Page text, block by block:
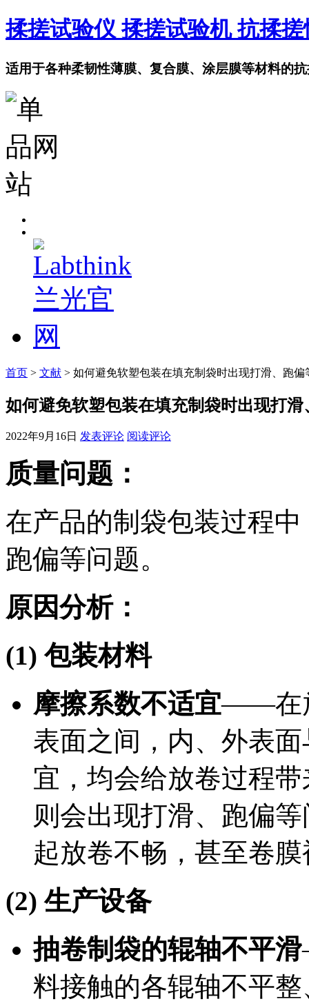
揉搓试验仪 揉搓试验机 抗揉
适用于各种柔韧性薄膜、复合膜、涂层膜等材料的
首页 > 文献 > 如何避免软塑包装在填充制袋时出现打滑、跑偏
如何避免软塑包装在填充制袋时出现打滑
2022年9月16日 发表评论 阅读评论
质量问题：
在产品的制袋包装过程
跑偏等问题。
原因分析：
(1)包装材料
摩擦系数不适宜——在
表面之间，内、外表
宜，均会给放卷过程
则会出现打滑、跑偏
起放卷不畅，甚至卷
(2)生产设备
抽卷制袋的辊轴不平滑
料接触的各辊轴不平